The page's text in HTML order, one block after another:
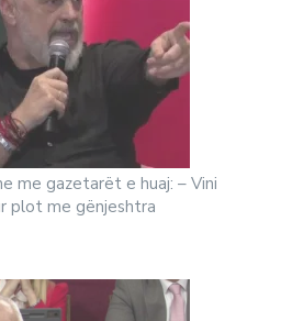
me gazetarët e huaj: – Vini
plot me gënjeshtra